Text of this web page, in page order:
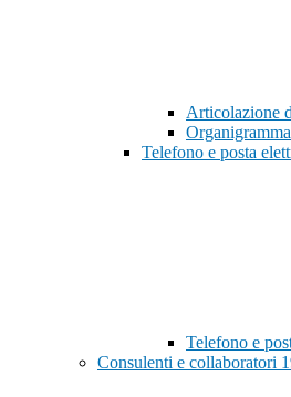
Articolazione
Organigramma
Telefono e posta
Telefono e
Consulenti e collaboratori